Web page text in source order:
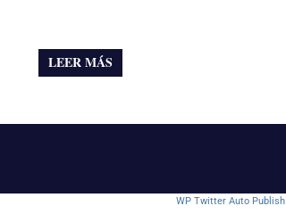
LEER MÁS
WP Twitter Auto Publish